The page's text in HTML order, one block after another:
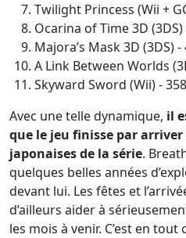
Twilight Princess (Wii +
Ocarina of Time 3D (3DS)
Majora’s Mask 3D (3DS) -
A Link Between Worlds
Skyward Sword (Wii) -
Avec une telle dynamique, il
que le jeu finisse par
japonaises de la série.
quelques belles années
devant lui. Les fêtes et
d’ailleurs aider à
les mois à venir. C’est en